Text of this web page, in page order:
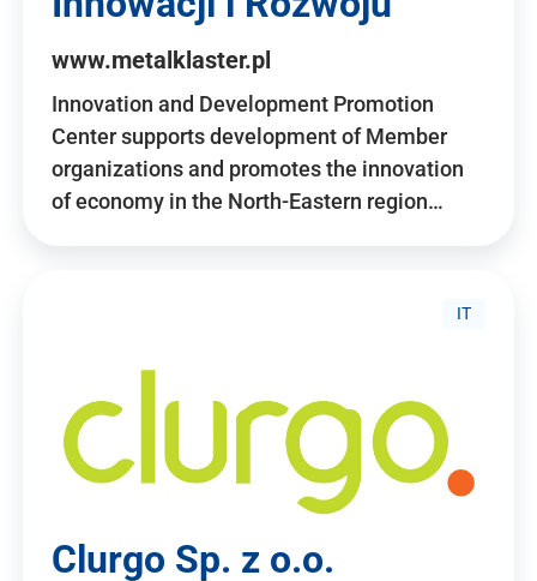
www.metalklaster.pl
Innovation and Development Promotion
Center supports development of Member
organizations and promotes the innovation
of economy in the North-Eastern region…
IT
Clurgo Sp. z o.o.